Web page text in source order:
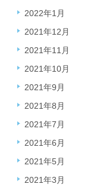
2022年1月
2021年12月
2021年11月
2021年10月
2021年9月
2021年8月
2021年7月
2021年6月
2021年5月
2021年3月